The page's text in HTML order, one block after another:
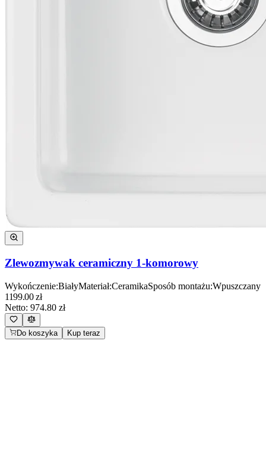
Zlewozmywak ceramiczny 1-komorowy
Wykończenie:BiałyMateriał:CeramikaSposób montażu:Wpuszczany
1199.00zł
Netto: 974.80 zł
Do koszyka Kup teraz